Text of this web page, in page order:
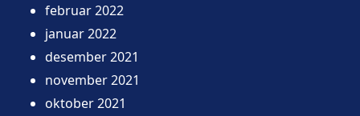
februar 2022
januar 2022
desember 2021
november 2021
oktober 2021